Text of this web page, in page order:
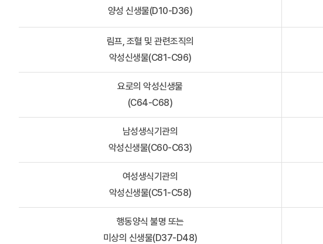
양성 신생물(D10-D36)
림프, 조혈 및 관련조직의
악성신생물(C81-C96)
요로의 악성신생물
(C64-C68)
남성생식기관의
악성신생물(C60-C63)
여성생식기관의
악성신생물(C51-C58)
행동양식 불명 또는
미상의 신생물(D37-D48)